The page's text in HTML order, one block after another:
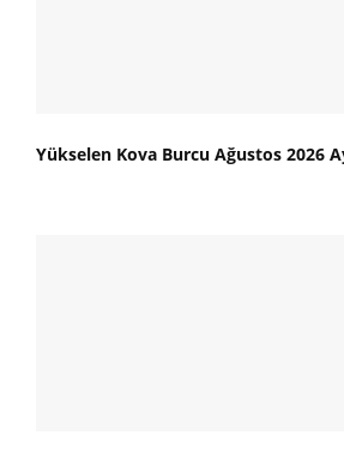
Yükselen Kova Burcu Ağustos 2026